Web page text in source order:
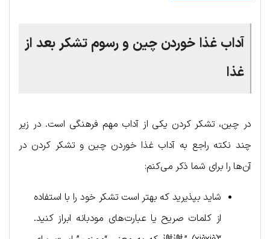
آداب غذا خوردن چین و رسوم تشکر بعد از
غذا
در چین، تشکر کردن یکی از آداب مهم فرهنگی است. در زیر
چند نکته راجع به آداب غذا خوردن چین و تشکر کردن در
آن‌ها را برای شما ذکر می‌کنم:
شاید بپذیرید که بهتر است تشکر خود را با استفاده
از کلمات صریح یا عبارت‌های مودبانه ابراز کنید.